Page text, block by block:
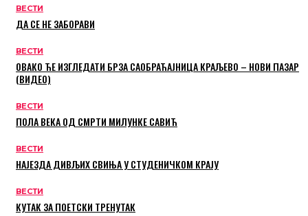
ВЕСТИ
ДА СЕ НЕ ЗАБОРАВИ
ВЕСТИ
ОВАКО ЋЕ ИЗГЛЕДАТИ БРЗА САОБРАЋАЈНИЦА КРАЉЕВО – НОВИ ПАЗАР
(ВИДЕО)
ВЕСТИ
ПОЛА ВЕКА ОД СМРТИ МИЛУНКЕ САВИЋ
ВЕСТИ
НАЈЕЗДА ДИВЉИХ СВИЊА У СТУДЕНИЧКОМ КРАЈУ
ВЕСТИ
КУТАК ЗА ПОЕТСКИ ТРЕНУТАК